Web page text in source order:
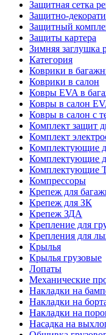
Защитная сетка
Защитно-
Защитный
Защиты картера
Зимняя заглушка
Категория
Коврики в
Коврики в салон
Ковры EVA в
Ковры в салон
Ковры в салон с
Комплект защит
Комплект
Комплектующие
Комплектующие
Комплектующие
Компрессоры
Крепеж для
Крепеж для ЗК
Крепеж ЗДА
Крепление для
Крепления для
Крылья
Крылья грузовые
Лопаты
Механические
Накладки на
Накладки на
Накладки на
Насадка на